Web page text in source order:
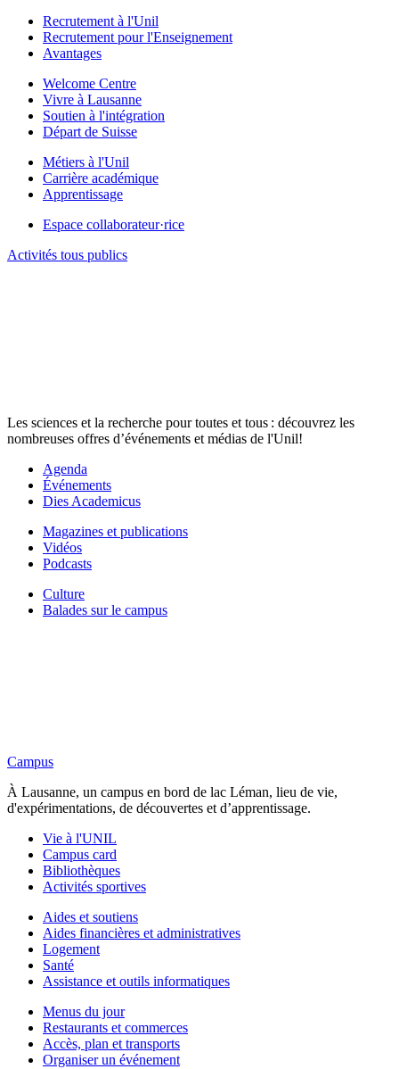
Recrutement à l'Unil
Recrutement pour l'Enseignement
Avantages
Welcome Centre
Vivre à Lausanne
Soutien à l'intégration
Départ de Suisse
Métiers à l'Unil
Carrière académique
Apprentissage
Espace collaborateur·rice
Activités tous publics
Les sciences et la recherche pour toutes et tous : découvrez les
nombreuses offres d’événements et médias de l'Unil!
Agenda
Événements
Dies Academicus
Magazines et publications
Vidéos
Podcasts
Culture
Balades sur le campus
Campus
À Lausanne, un campus en bord de lac Léman, lieu de vie,
d'expérimentations, de découvertes et d’apprentissage.
Vie à l'UNIL
Campus card
Bibliothèques
Activités sportives
Aides et soutiens
Aides financières et administratives
Logement
Santé
Assistance et outils informatiques
Menus du jour
Restaurants et commerces
Accès, plan et transports
Organiser un événement